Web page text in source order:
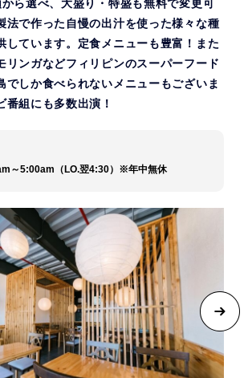
ら選べ、大盛り・特盛も無料で変更可
法で作った自慢の出汁を使った様々な種
しています。定食メニューも豊富！また
リンガなどフィリピンのスーパーフード
でしか食べられないメニューもございま
番組にも多数出演！
～5:00am（LO.翌4:30）※年中無休